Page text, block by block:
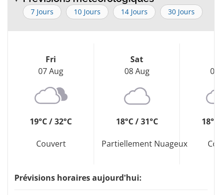
7 Jours 10 Jours 14 Jours 30 Jours
Fri
07 Aug
19°C / 32°C
Couvert
Sat
08 Aug
18°C / 31°C
Partiellement Nuageux
09
18°C
Prévisions horaires aujourd'hui: